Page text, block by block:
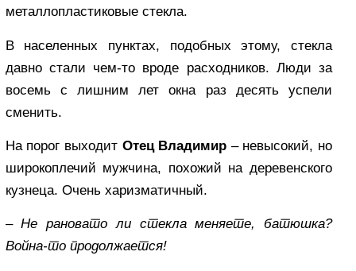
металлопластиковые стекла.
В населенных пунктах, подобных этому, стекла
давно стали чем-то вроде расходников. Люди за
восемь с лишним лет окна раз десять успели
сменить.
На порог выходит Отец Владимир – невысокий, но
широкоплечий мужчина, похожий на деревенского
кузнеца. Очень харизматичный.
–Не рановато ли стекла меняете, батюшка?
Война-то продолжается!